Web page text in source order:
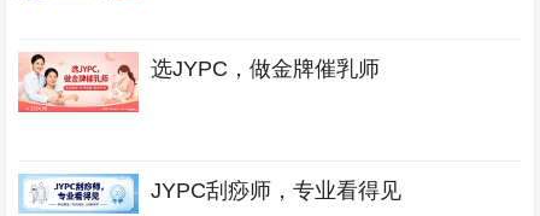
选JYPC，做金牌催乳师
JYPC刮痧师，专业看得见